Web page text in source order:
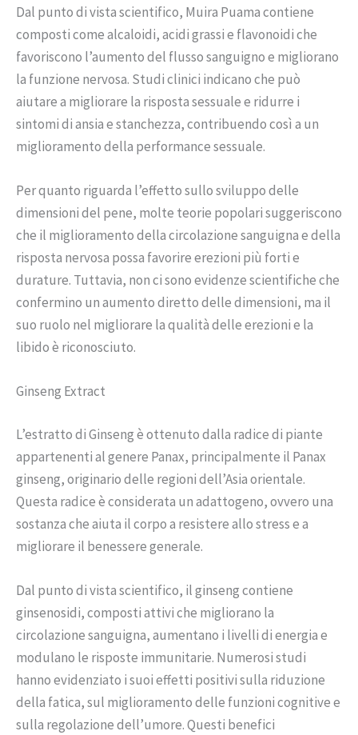
Dal punto di vista scientifico, Muira Puama contiene
composti come alcaloidi, acidi grassi e flavonoidi che
favoriscono l’aumento del flusso sanguigno e migliorano
la funzione nervosa. Studi clinici indicano che può
aiutare a migliorare la risposta sessuale e ridurre i
sintomi di ansia e stanchezza, contribuendo così a un
miglioramento della performance sessuale.
Per quanto riguarda l’effetto sullo sviluppo delle
dimensioni del pene, molte teorie popolari suggeriscono
che il miglioramento della circolazione sanguigna e della
risposta nervosa possa favorire erezioni più forti e
durature. Tuttavia, non ci sono evidenze scientifiche che
confermino un aumento diretto delle dimensioni, ma il
suo ruolo nel migliorare la qualità delle erezioni e la
libido è riconosciuto.
Ginseng Extract
L’estratto di Ginseng è ottenuto dalla radice di piante
appartenenti al genere Panax, principalmente il Panax
ginseng, originario delle regioni dell’Asia orientale.
Questa radice è considerata un adattogeno, ovvero una
sostanza che aiuta il corpo a resistere allo stress e a
migliorare il benessere generale.
Dal punto di vista scientifico, il ginseng contiene
ginsenosidi, composti attivi che migliorano la
circolazione sanguigna, aumentano i livelli di energia e
modulano le risposte immunitarie. Numerosi studi
hanno evidenziato i suoi effetti positivi sulla riduzione
della fatica, sul miglioramento delle funzioni cognitive e
sulla regolazione dell’umore. Questi benefici